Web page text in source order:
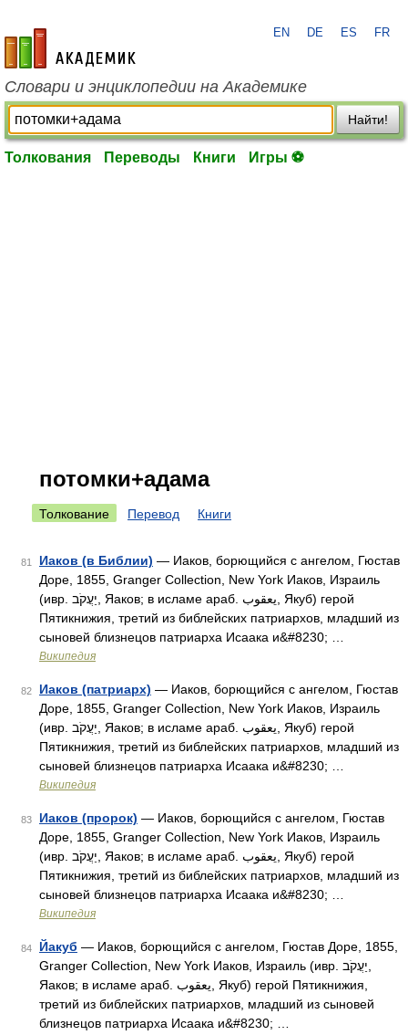
academic.ru
EN DE ES FR
Словари и энциклопедии на Академике
Найти!
Толкования Переводы Книги Игры ⚽
потомки+адама
Толкование Перевод Книги
81 Иаков (в Библии) — Иаков, борющийся с ангелом, Гюстав
Доре, 1855, Granger Collection, New York Иаков, Израиль
(ивр. יַעֲקֹב‎, Яаков; в исламе араб. يعقوب‎‎, Якуб) герой
Пятикнижия, третий из библейских патриархов, младший из
сыновей близнецов патриарха Исаака и&#8230; …
Википедия
82 Иаков (патриарх) — Иаков, борющийся с ангелом, Гюстав
Доре, 1855, Granger Collection, New York Иаков, Израиль
(ивр. יַעֲקֹב‎, Яаков; в исламе араб. يعقوب‎‎, Якуб) герой
Пятикнижия, третий из библейских патриархов, младший из
сыновей близнецов патриарха Исаака и&#8230; …
Википедия
83 Иаков (пророк) — Иаков, борющийся с ангелом, Гюстав
Доре, 1855, Granger Collection, New York Иаков, Израиль
(ивр. יַעֲקֹב‎, Яаков; в исламе араб. يعقوب‎‎, Якуб) герой
Пятикнижия, третий из библейских патриархов, младший из
сыновей близнецов патриарха Исаака и&#8230; …
Википедия
84 Йакуб — Иаков, борющийся с ангелом, Гюстав Доре, 1855,
Granger Collection, New York Иаков, Израиль (ивр. יַעֲקֹב‎,
Яаков; в исламе араб. يعقوب‎‎, Якуб) герой Пятикнижия,
третий из библейских патриархов, младший из сыновей
близнецов патриарха Исаака и&#8230; …